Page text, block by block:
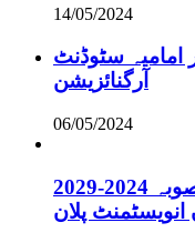
14/05/2024
امامیہ سٹوڈنٹ
آرگنائزیشن
06/05/2024
گلگت بلتستان ترقیاتی منصوبہ 2024-2029
انویسٹمنٹ پلان